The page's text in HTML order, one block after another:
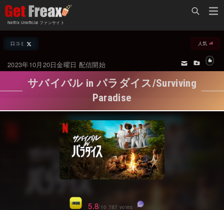
Netflix Unofficial ファンサイト
Netflix新着作品
オールジャンル
海外ドラマ・シリーズ
海外映画
国内TV番組・ドラマ
国内映画
アジアTV番組・ドラマ
アジア映画
配信終了予定の作品
海外ドラマ・ラインナップ
Netflix 人気ランキング
Netflix 全作品ラインナップ
Netflix配信作品カスタム検索
トレンド
VOD 総合作品情報
口コミ 人気
2023年10月20日金曜日 配信開始
サバイバル in パラダイス/Surviving
Paradise
5.8/10 787 votes